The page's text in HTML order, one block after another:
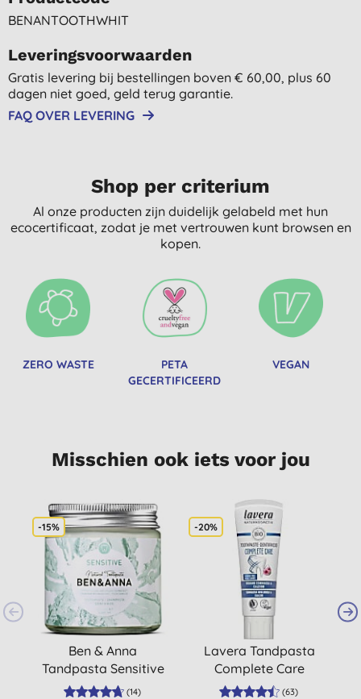
BENANTOOTHWHIT
Leveringsvoorwaarden
Gratis levering bij bestellingen boven € 60,00, plus 60
dagen niet goed, geld terug garantie.
FAQ OVER LEVERING
Shop per criterium
Al onze producten zijn duidelijk gelabeld met hun
ecocertificaat, zodat je met vertrouwen kunt browsen en
kopen.
ZERO WASTE
PETA
GECERTIFICEERD
VEGAN
Misschien ook iets voor jou
-15%
Ben & Anna
Tandpasta Sensitive
(14)
-20%
Lavera Tandpasta
Complete Care
(63)